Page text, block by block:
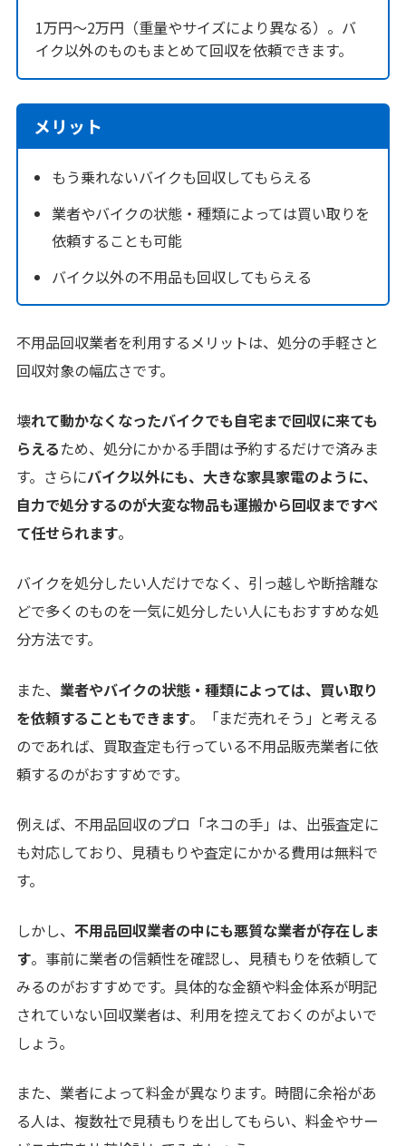
1万円～2万円（重量やサイズにより異なる）。バ
イク以外のものもまとめて回収を依頼できます。
メリット
もう乗れないバイクも回収してもらえる
業者やバイクの状態・種類によっては買い取りを
依頼することも可能
バイク以外の不用品も回収してもらえる
不用品回収業者を利用するメリットは、処分の手軽さと
回収対象の幅広さです。
壊れて動かなくなったバイクでも自宅まで回収に来ても
らえるため、処分にかかる手間は予約するだけで済みま
す。さらにバイク以外にも、大きな家具家電のように、
自力で処分するのが大変な物品も運搬から回収まですべ
て任せられます。
バイクを処分したい人だけでなく、引っ越しや断捨離な
どで多くのものを一気に処分したい人にもおすすめな処
分方法です。
また、 業者やバイクの状態・種類によっては、買い取り
を依頼することもできます。「まだ売れそう」と考える
のであれば、買取査定も行っている不用品販売業者に依
頼するのがおすすめです。
例えば、不用品回収のプロ「ネコの手」は、出張査定に
も対応しており、見積もりや査定にかかる費用は無料で
す。
しかし、 不用品回収業者の中にも悪質な業者が存在しま
す。事前に業者の信頼性を確認し、見積もりを依頼して
みるのがおすすめです。具体的な金額や料金体系が明記
されていない回収業者は、利用を控えておくのがよいで
しょう。
また、業者によって料金が異なります。時間に余裕があ
る人は、複数社で見積もりを出してもらい、料金やサー